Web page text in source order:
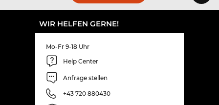
WIR HELFEN GERNE!
Mo-Fr 9-18 Uhr
Help Center
Anfrage stellen
+43 720 880430